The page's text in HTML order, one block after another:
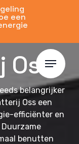
een
Menu
Oss
belangrijker
Oss een
efficiënter en
benutten